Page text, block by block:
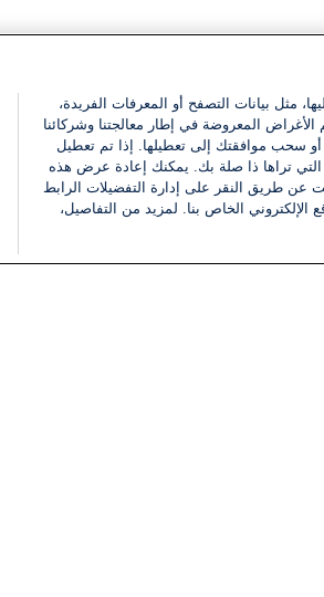
مثل بيانات التصفح أو المعرفات الفريدة،
المعروضة في إطار معالجتنا وشركائنا
سحب موافقتك إلى تعطيلها. إذا تم تعطيل
التي تراها ذا صلة بك. يمكنك إعادة عرض هذه
عن طريق النقر على إدارة التفضيلات الرابط
الخاص بنا. لمزيد من التفاصيل،